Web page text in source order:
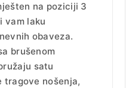
na poziciji 3
vam laku
obaveza.
brušenom
satu
nošenja,